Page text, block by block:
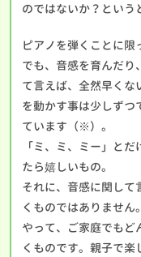
のではないか？という
ピアノを弾くことに限
でも、音感を育んだり
て言えば、全然早くな
を動かす事は少しずつ
ています（※）。
「ミ、ミ、ミー」と
たら嬉しいもの。
それに、音感に関して
くものではありませ
やって、ご家庭でもど
くものです。親子で楽